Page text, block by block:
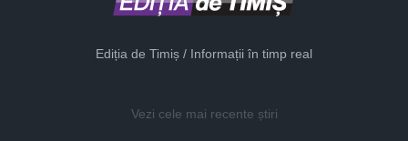
Ediția de Timiș / Informații în timp real
Vezi cele mai recente știri